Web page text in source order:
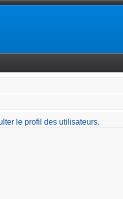
le profil des utilisateurs.